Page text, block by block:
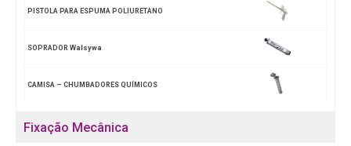
PISTOLA PARA ESPUMA POLIURETANO
SOPRADOR Walsywa
CAMISA – CHUMBADORES QUÍMICOS
Fixação Mecânica